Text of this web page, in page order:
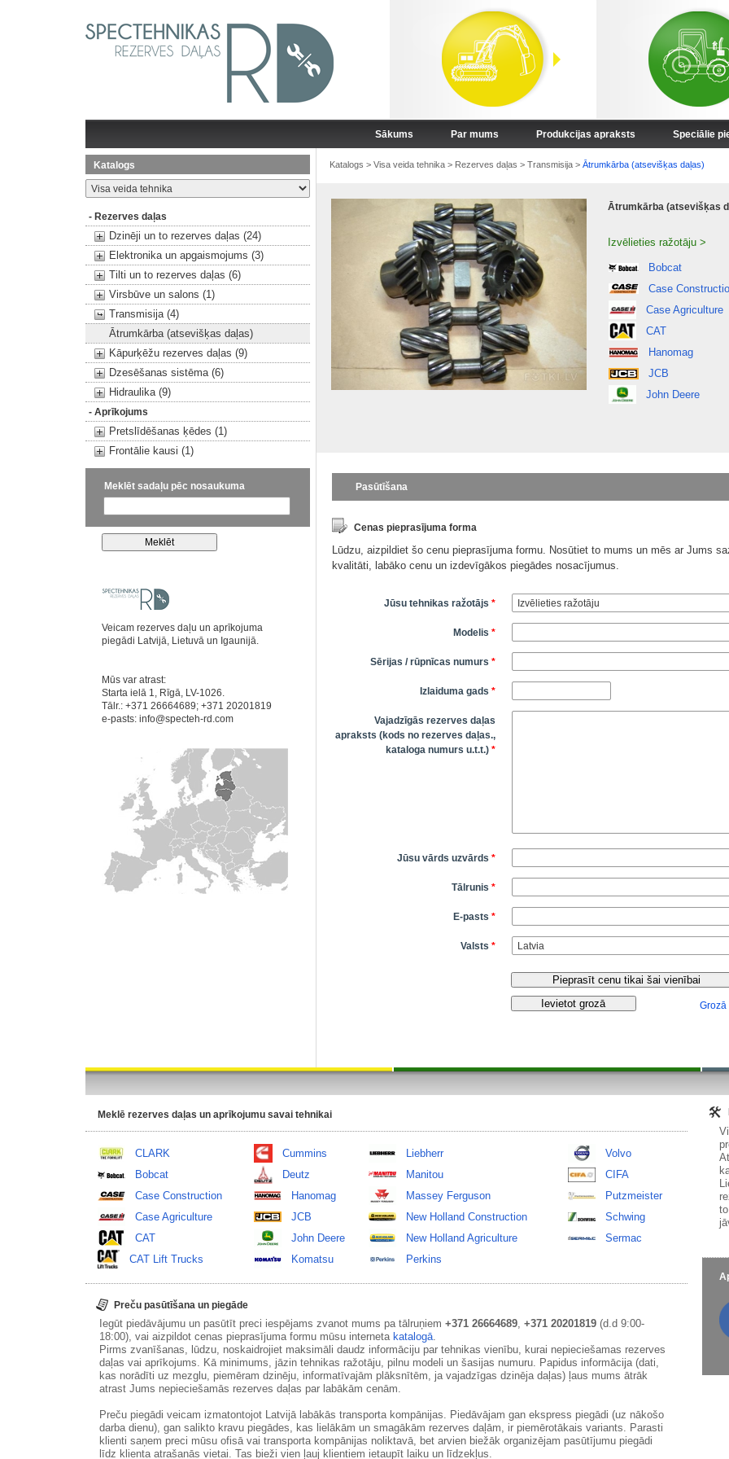
Sākums Par mums Produkcijas apraksts Speciālie
Katalogs
- Rezerves daļas
Dzinēji un to rezerves daļas (24)
Elektronika un apgaismojums (3)
Tilti un to rezerves daļas (6)
Virsbūve un salons (1)
Transmisija (4)
Ātrumkārba (atsevišķas daļas)
Kāpurķēžu rezerves daļas (9)
Dzesēšanas sistēma (6)
Hidraulika (9)
- Aprīkojums
Pretslīdēšanas ķēdes (1)
Frontālie kausi (1)
Meklēt sadaļu pēc nosaukuma
Veicam rezerves daļu un aprīkojuma
piegādi Latvijā, Lietuvā un Igaunijā.
Mūs var atrast:
Starta ielā 1, Rīgā, LV-1026.
Tālr.: +371 26664689; +371 20201819
e-pasts: info@specteh-rd.com
Katalogs > Visa veida tehnika> Rezerves daļas > Transmisija> Ātrumkārba (atsevišķas daļas)
Ātrumkārba (atsevišķas
Izvēlieties ražotāju >
Bobcat
Case
Case Agriculture
CAT
Hanomag
JCB
John Deere
Pasūtīšana
Cenas pieprasījuma forma
Lūdzu, aizpildiet šo cenu pieprasījuma formu. Nosūtiet to mums un mēs ar Jums
kvalitāti, labāko cenu un izdevīgākos piegādes nosacījumus.
Jūsu tehnikas ražotājs *
Modelis *
Sērijas / rūpnīcas numurs *
Izlaiduma gads *
Vajadzīgās rezerves daļas
apraksts (kods no rezerves daļas.,
kataloga numurs u.t.t.) *
Jūsu vārds uzvārds *
Tālrunis *
E-pasts *
Valsts *
Grozā
Meklē rezerves daļas un aprīkojumu savai tehnikai
CLARK
Bobcat
Case Construction
Case Agriculture
CAT
CAT Lift Trucks
Cummins
Deutz
Hanomag
JCB
John Deere
Komatsu
Liebherr
Manitou
Massey Ferguson
New Holland Construction
New Holland Agriculture
Perkins
Volvo
CIFA
Putzmeister
Schwing
Sermac
Preču pasūtīšana un piegāde
Iegūt piedāvājumu un pasūtīt preci iespējams zvanot mums pa tālruņiem +371 26664689, +371 20201819(d.d 9:00-
18:00), vai aizpildot cenas pieprasījuma formu mūsu interneta katalogā.
Pirms zvanīšanas, lūdzu, noskaidrojiet maksimāli daudz informāciju par tehnikas vienību, kurai nepieciešamas rezerves
daļas vai aprīkojums. Kā minimums, jāzin tehnikas ražotāju, pilnu modeli un šasijas numuru. Papidus informācija (dati,
kas norādīti uz mezglu, piemēram dzinēju, informatīvajām plāksnītēm, ja vajadzīgas dzinēja daļas) ļaus mums ātrāk
atrast Jums nepieciešamās rezerves daļas par labākām cenām.
Preču piegādi veicam izmatontojot Latvijā labākās transporta kompānijas. Piedāvājam gan ekspress piegādi (uz nākošo
darba dienu), gan salikto kravu piegādes, kas lielākām un smagākām rezerves daļām, ir piemērotākais variants. Parasti
klienti saņem preci mūsu ofisā vai transporta kompānijas noliktavā, bet arvien biežāk organizējam pasūtījumu piegādi
līdz klienta atrašanās vietai. Tas bieži vien ļauj klientiem ietaupīt laiku un līdzekļus.